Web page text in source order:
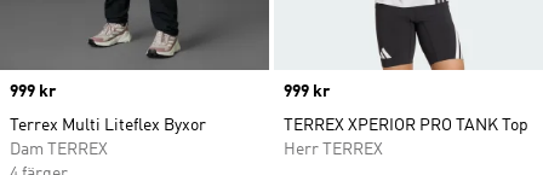
Price
999 kr
Terrex Multi Liteflex Byxor
Dam TERREX
Price
999 kr
TERREX XPERIOR PRO TANK Top
Herr TERREX